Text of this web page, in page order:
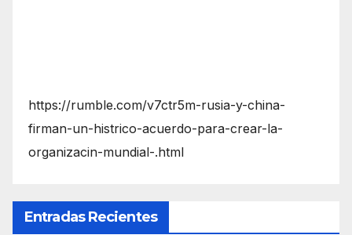
https://rumble.com/v7ctr5m-rusia-y-china-
firman-un-histrico-acuerdo-para-crear-la-
organizacin-mundial-.html
Entradas Recientes